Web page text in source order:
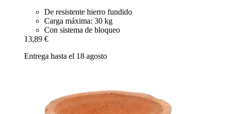
De resistente hierro fundido
Carga máxima: 30 kg
Con sistema de bloqueo
13,89 €
Entrega hasta el 18 agosto